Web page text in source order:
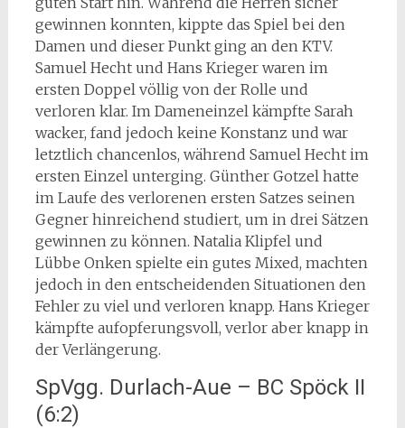
gewinnen konnten, kippte das Spiel bei den
Damen und dieser Punkt ging an den KTV.
Samuel Hecht und Hans Krieger waren im
ersten Doppel völlig von der Rolle und
verloren klar. Im Dameneinzel kämpfte Sarah
wacker, fand jedoch keine Konstanz und war
letztlich chancenlos, während Samuel Hecht im
ersten Einzel unterging. Günther Gotzel hatte
im Laufe des verlorenen ersten Satzes seinen
Gegner hinreichend studiert, um in drei Sätzen
gewinnen zu können. Natalia Klipfel und
Lübbe Onken spielte ein gutes Mixed, machten
jedoch in den entscheidenden Situationen den
Fehler zu viel und verloren knapp. Hans Krieger
kämpfte aufopferungsvoll, verlor aber knapp in
der Verlängerung.
SpVgg. Durlach-Aue – BC Spöck II
(6:2)